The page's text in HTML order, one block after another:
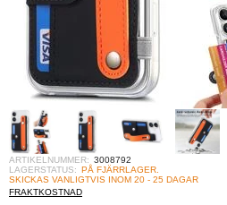
ARTIKELNUMMER: 3008792
LAGERSTATUS: PÅ FJÄRRLAGER.
SKICKAS VANLIGTVIS INOM 20 - 25 DAGAR
FRAKTKOSTNAD